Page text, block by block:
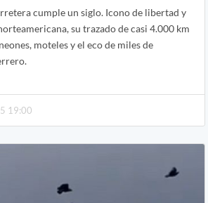
cumple un siglo. Icono de libertad y
su trazado de casi 4.000 km
moteles y el eco de miles de
19:00